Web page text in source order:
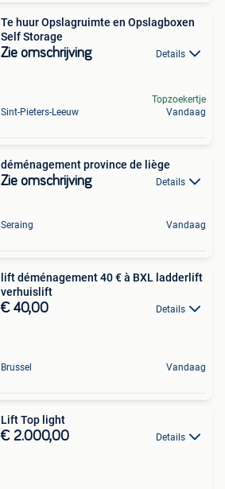
Te huur Opslagruimte en Opslagboxen
Self Storage
Zie omschrijving Details
Sint-Pieters-Leeuw
Topzoekertje
Vandaag
déménagement province de liège
Zie omschrijving Details
Seraing Vandaag
lift déménagement 40 € à BXL ladderlift
verhuislift
€ 40,00 Details
Brussel Vandaag
Lift Top light
€ 2.000,00 Details